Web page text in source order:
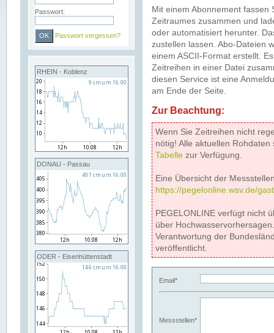
Passwort:
Passwort vergessen?
RHEIN - Koblenz
DONAU - Passau
ODER - Eisenhüttenstadt
Mit einem Abonnement
Zeitraumes zusammen und
oder automatisiert herunter.
zustellen lassen. Abo-Dateien
einem ASCII-Format erstellt.
Zeitreihen in einer Datei
diesen Service ist eine
am Ende der Seite.
Zur Beachtung:
Wenn Sie Zeitreihen nicht
nötig! Alle aktuellen
Tabelle zur Verfügung.
Eine Übersicht der
https://pegelonline.wsv.de/
PEGELONLINE verfügt nicht
über
Verantwortung der
veröffentlicht.
Email*
Messstellen*